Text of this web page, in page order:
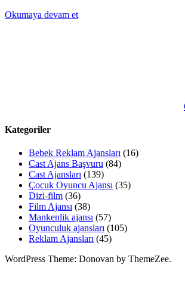
Okumaya devam et
Kategoriler
Bebek Reklam Ajansları (16)
Cast Ajans Başvuru (84)
Cast Ajansları (139)
Çocuk Oyuncu Ajansı (35)
Dizi-film (36)
Film Ajansı (38)
Mankenlik ajansı (57)
Oyunculuk ajansları (105)
Reklam Ajansları (45)
WordPress Theme: Donovan by ThemeZee.